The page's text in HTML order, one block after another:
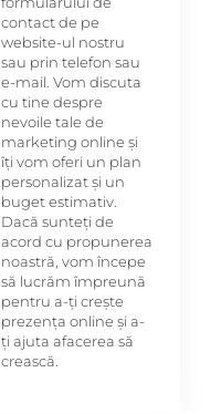
contact de pe
website-ul nostru
sau prin telefon sau
e-mail. Vom discuta
cu tine despre
nevoile tale de
marketing online și
îți vom oferi un plan
personalizat și un
buget estimativ.
Dacă sunteți de
acord cu propunerea
noastră, vom începe
să lucrăm împreună
pentru a-ți crește
prezența online și a-
ți ajuta afacerea să
crească.